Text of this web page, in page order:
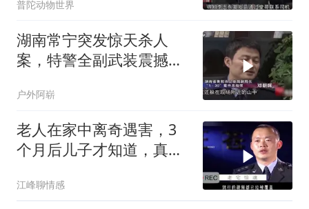
普陀动物世界
湖南常宁突发惊天杀人
案，特警全副武装震撼全
户外阿崭
老人在家中离奇遇害，3
个月后儿子才知道，真相
江峰聊情感